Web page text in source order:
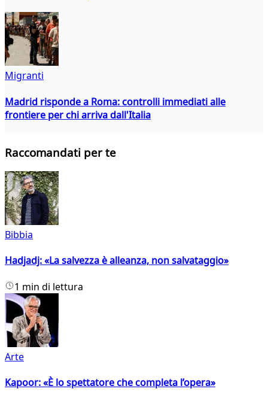
Migranti
Madrid risponde a Roma: controlli immediati alle
frontiere per chi arriva dall'Italia
Raccomandati per te
Bibbia
Hadjadj: «La salvezza è alleanza, non salvataggio»
1 min di lettura
Arte
Kapoor: «È lo spettatore che completa l’opera»